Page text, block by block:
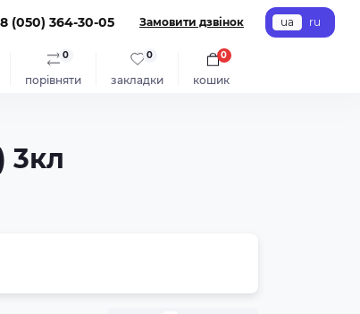
(050) 364-30-05 Замовити дзвінок ua ru
порівняти
0
закладки
0
кошик
0
3кл